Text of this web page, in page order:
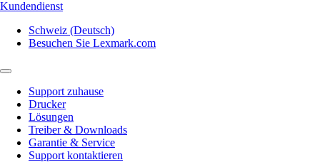
Kundendienst
Schweiz (Deutsch)
Besuchen Sie Lexmark.com
Support zuhause
Drucker
Lösungen
Treiber & Downloads
Garantie & Service
Support kontaktieren